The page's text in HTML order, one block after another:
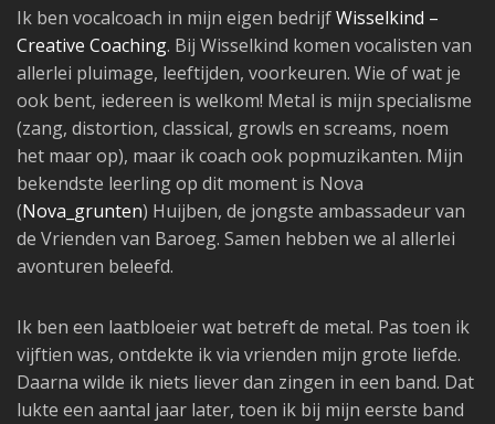
Ik ben vocalcoach in mijn eigen bedrijfWisselkind –
Creative Coaching. Bij Wisselkind komen vocalisten van
allerlei pluimage, leeftijden, voorkeuren. Wie of wat je
ook bent, iedereen is welkom! Metal is mijn specialisme
(zang, distortion, classical, growls en screams, noem
het maar op), maar ik coach ook popmuzikanten. Mijn
bekendste leerling op dit moment is Nova
(Nova_grunten) Huijben, de jongste ambassadeur van
de Vrienden van Baroeg. Samen hebben we al allerlei
avonturen beleefd.
Ik ben een laatbloeier wat betreft de metal. Pas toen ik
vijftien was, ontdekte ik via vrienden mijn grote liefde.
Daarna wilde ik niets liever dan zingen in een band. Dat
lukte een aantal jaar later, toen ik bij mijn eerste band